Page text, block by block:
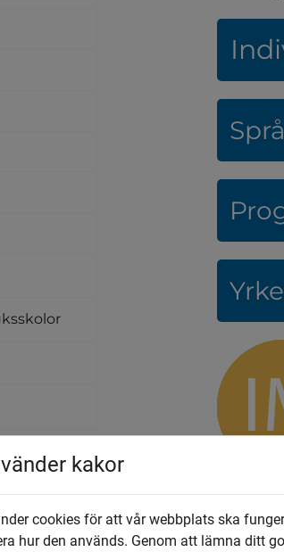
kakor
cookies för att vår webbplats ska
hur den används. Genom att lämna ditt